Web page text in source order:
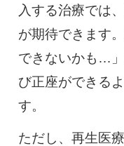
入する治療では
が期待できます
できないかも…
び正座ができる
す。
ただし、再生医